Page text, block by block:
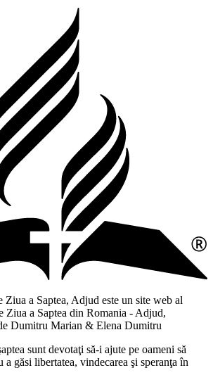
Ziua a Saptea, Adjud este un site web al
Ziua a Saptea din Romania - Adjud,
Dumitru Marian & Elena Dumitru
sunt devotaţi să-i ajute pe oameni să
găsi libertatea, vindecarea şi speranţa în